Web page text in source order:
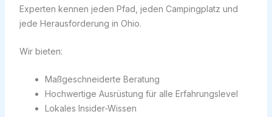
Experten kennen jeden Pfad, jeden Campingplatz und
jede Herausforderung in Ohio.
Wir bieten:
Maßgeschneiderte Beratung
Hochwertige Ausrüstung für alle Erfahrungslevel
Lokales Insider-Wissen